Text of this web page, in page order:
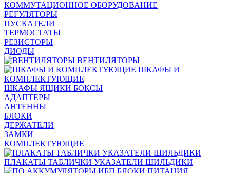
КОММУТАЦИОННОЕ ОБОРУДОВАНИЕ
РЕГУЛЯТОРЫ
ПУСКАТЕЛИ
ТЕРМОСТАТЫ
РЕЗИСТОРЫ
ДИОДЫ
ВЕНТИЛЯТОРЫ
ШКАФЫ И
КОМПЛЕКТУЮЩИЕ
ШКАФЫ ЯЩИКИ БОКСЫ
АДАПТЕРЫ
АНТЕННЫ
БЛОКИ
ДЕРЖАТЕЛИ
ЗАМКИ
КОМПЛЕКТУЮЩИЕ
ПЛАКАТЫ ТАБЛИЧКИ УКАЗАТЕЛИ ШИЛЬДИКИ